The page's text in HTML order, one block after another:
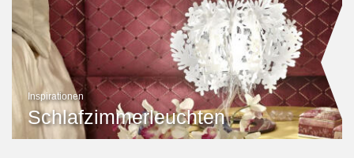
Inspirationen
Schlafzimmerleuchten